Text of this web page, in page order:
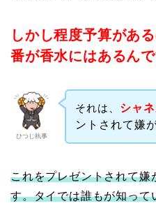
しかし程度予算があ
番が香水にはあるんで
ひつじ執事
それは、 シャ
ントされて嫌
これをプレゼントされて嫌
す。タイでは誰もが知って